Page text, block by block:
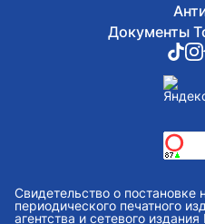
Документы
Свидетельство о постановке
периодического печатного
агентства и сетевого